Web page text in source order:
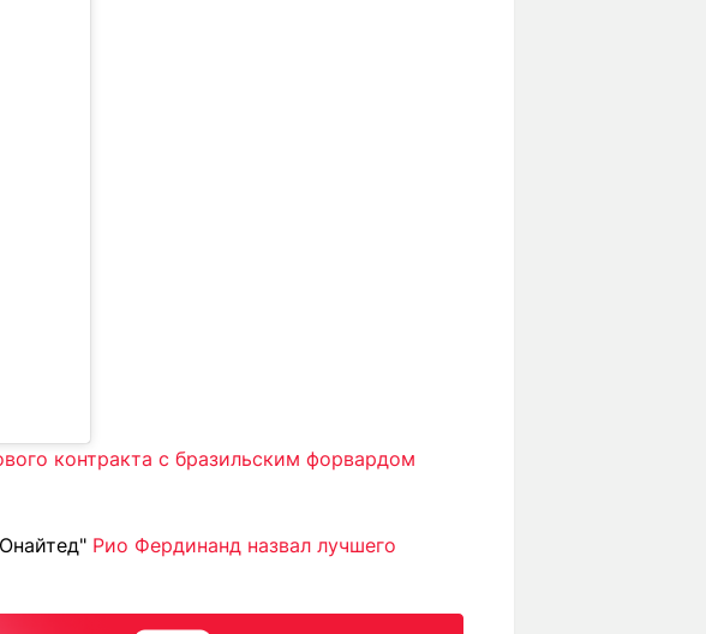
контракта с бразильским форвардом
Рио Фердинанд назвал лучшего